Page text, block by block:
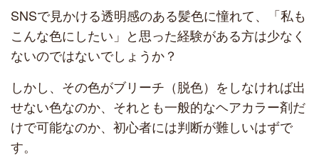
SNSで見かける透明感のある髪色に憧れて、「私も
こんな色にしたい」と思った経験がある方は少なく
ないのではないでしょうか？
しかし、その色がブリーチ（脱色）をしなければ出
せない色なのか、それとも一般的なヘアカラー剤だ
けで可能なのか、初心者には判断が難しいはずで
す。